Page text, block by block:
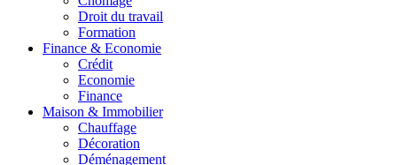
Droit du travail
Formation
Finance & Economie
Crédit
Economie
Finance
Maison & Immobilier
Chauffage
Décoration
Déménagement